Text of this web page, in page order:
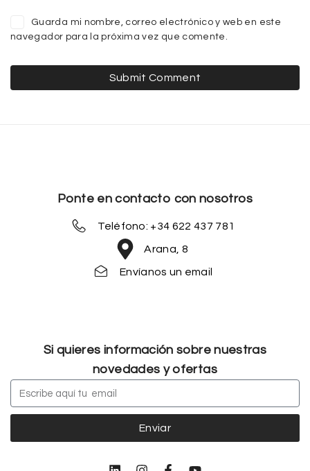
Guarda mi nombre, correo electrónico y web en este
navegador para la próxima vez que comente.
Ponte en contacto con nosotros
Teléfono: +34 622 437 781
Arana, 8
Envíanos un email
Si quieres información sobre nuestras
novedades y ofertas
Enviar